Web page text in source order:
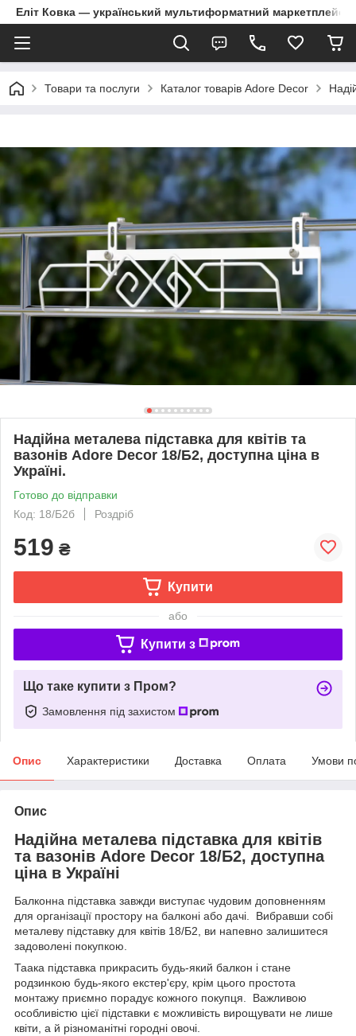
Еліт Ковка — український мультиформатний маркетплейс
Товари та послуги Каталог товарів Adore Decor
Надійна металева підставка для квітів та
вазонів Adore Decor 18/Б2, доступна ціна в
Україні.
Готово до відправки
Код: 18/Б2б
Роздріб
519 ₴
Купити
або
Купити з
Що таке купити з Пром?
Замовлення під захистом
Опис Характеристики Доставка Оплата Умови
Опис
Надійна металева підставка для квітів
та вазонів Adore Decor 18/Б2, доступна
ціна в Україні
Балконна підставка завжди виступає чудовим доповненням
для організації простору на балконі або дачі. Вибравши собі
металеву підставку для квітів 18/Б2, ви напевно залишитеся
задоволені покупкою.
Таака підставка прикрасить будь-який балкон і стане
родзинкою будь-якого екстер'єру, крім цього простота
монтажу приємно порадує кожного покупця. Важливою
особливістю цієї підставки є можливість вирощувати не лише
квіти, а й різноманітні городні овочі.